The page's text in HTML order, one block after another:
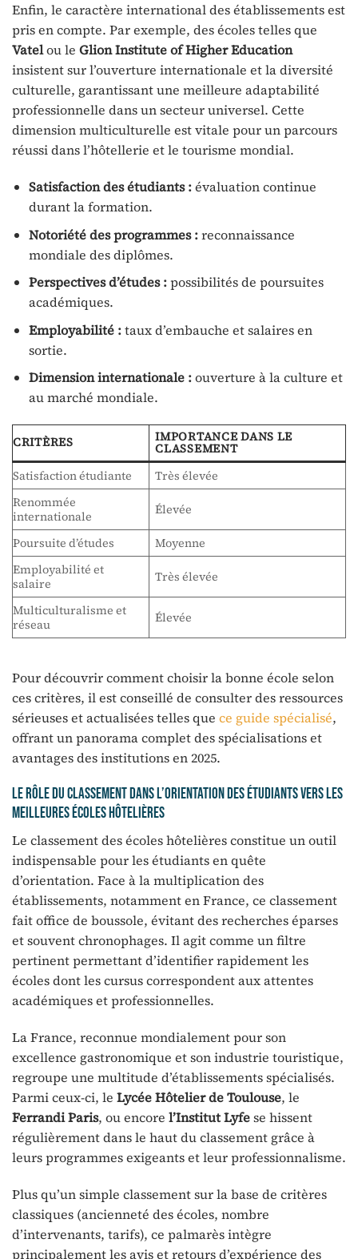
Enfin, le caractère international des établissements est
pris en compte. Par exemple, des écoles telles que
Vatelou le Glion Institute of Higher Education
insistent sur l’ouverture internationale et la diversité
culturelle, garantissant une meilleure adaptabilité
professionnelle dans un secteur universel. Cette
dimension multiculturelle est vitale pour un parcours
réussi dans l’hôtellerie et le tourisme mondial.
Satisfaction des étudiants :évaluation continue
durant la formation.
Notoriété des programmes :reconnaissance
mondiale des diplômes.
Perspectives d’études :possibilités de poursuites
académiques.
Employabilité :taux d’embauche et salaires en
sortie.
Dimension internationale :ouverture à la culture et
au marché mondiale.
CRITÈRES IMPORTANCE DANS LE
CLASSEMENT
Satisfaction étudiante
Très élevée
Renommée
internationale
Élevée
Poursuite d’études
Moyenne
Employabilité et
salaire
Très élevée
Multiculturalisme et
réseau
Élevée
Pour découvrir comment choisir la bonne école selon
ces critères, il est conseillé de consulter des ressources
sérieuses et actualisées telles que ce guide spécialisé,
offrant un panorama complet des spécialisations et
avantages des institutions en 2025.
Le rôle du classement dans l’orientation des étudiants vers les
meilleures écoles hôtelières
Le classement des écoles hôtelières constitue un outil
indispensable pour les étudiants en quête
d’orientation. Face à la multiplication des
établissements, notamment en France, ce classement
fait office de boussole, évitant des recherches éparses
et souvent chronophages. Il agit comme un filtre
pertinent permettant d’identifier rapidement les
écoles dont les cursus correspondent aux attentes
académiques et professionnelles.
La France, reconnue mondialement pour son
excellence gastronomique et son industrie touristique,
regroupe une multitude d’établissements spécialisés.
Parmi ceux-ci, le Lycée Hôtelier de Toulouse, le
Ferrandi Paris, ou encore l’Institut Lyfese hissent
régulièrement dans le haut du classement grâce à
leurs programmes exigeants et leur professionnalisme.
Plus qu’un simple classement sur la base de critères
classiques (ancienneté des écoles, nombre
d’intervenants, tarifs), ce palmarès intègre
principalement les avis et retours d’expérience des